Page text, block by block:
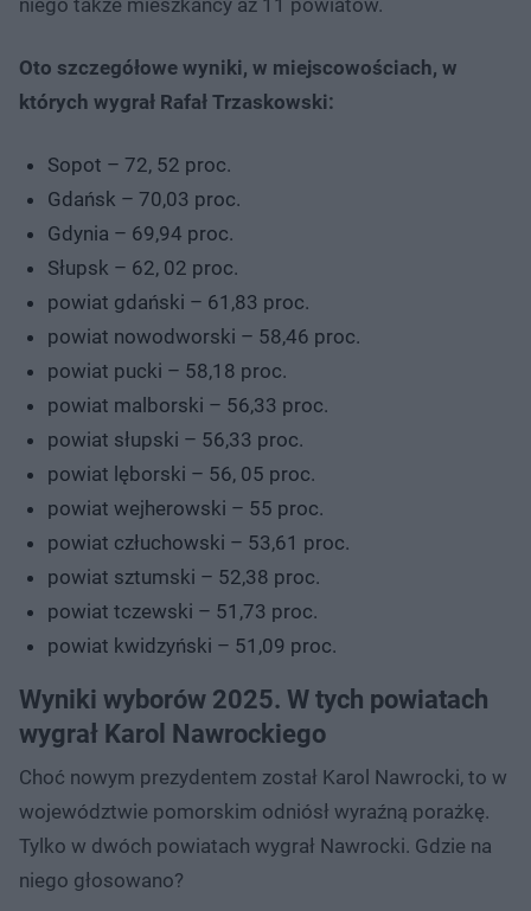
Oto szczegółowe wyniki, w miejscowościach, w
których wygrał Rafał Trzaskowski:
Sopot – 72, 52 proc.
Gdańsk – 70,03 proc.
Gdynia – 69,94 proc.
Słupsk – 62, 02 proc.
powiat gdański – 61,83 proc.
powiat nowodworski – 58,46 proc.
powiat pucki – 58,18 proc.
powiat malborski – 56,33 proc.
powiat słupski – 56,33 proc.
powiat lęborski – 56, 05 proc.
powiat wejherowski – 55 proc.
powiat człuchowski – 53,61 proc.
powiat sztumski – 52,38 proc.
powiat tczewski – 51,73 proc.
powiat kwidzyński – 51,09 proc.
Wyniki wyborów 2025. W tych powiatach
wygrał Karol Nawrockiego
Choć nowym prezydentem został Karol Nawrocki, to w
województwie pomorskim odniósł wyraźną porażkę.
Tylko w dwóch powiatach wygrał Nawrocki. Gdzie na
niego głosowano?